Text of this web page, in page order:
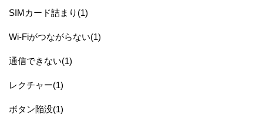
SIMカード詰まり(1)
Wi-Fiがつながらない(1)
通信できない(1)
レクチャー(1)
ボタン陥没(1)